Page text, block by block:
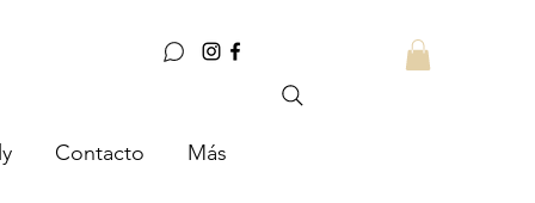
Contacto Más